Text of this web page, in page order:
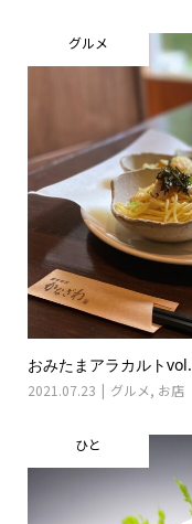
グルメ
おみたまアラカルト
2021.07.23 グルメ, お店
ひと